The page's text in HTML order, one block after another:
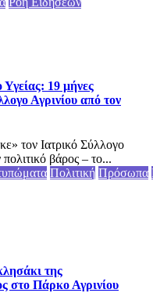
19 μήνες
Αγρινίου από τον
τον Ιατρικό Σύλλογο
πολιτικό βάρος – το...
Πολιτική Πρόσωπα
της
στο Πάρκο Αγρινίου